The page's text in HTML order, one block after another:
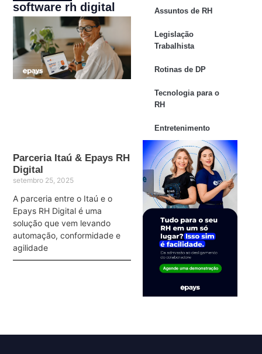
software rh digital
Parceria Itaú & Epays RH
Digital
setembro 25, 2025
A parceria entre o Itaú e o
Epays RH Digital é uma
solução que vem levando
automação, conformidade e
agilidade
Assuntos de RH
Legislação
Trabalhista
Rotinas de DP
Tecnologia para o
RH
Entretenimento